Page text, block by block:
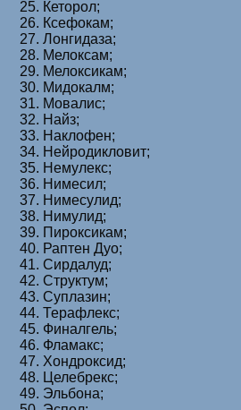
Кеторол;
Ксефокам;
Лонгидаза;
Мелоксам;
Мелоксикам;
Мидокалм;
Мовалис;
Найз;
Наклофен;
Нейродикловит;
Немулекс;
Нимесил;
Нимесулид;
Нимулид;
Пироксикам;
Раптен Дуо;
Сирдалуд;
Структум;
Суплазин;
Терафлекс;
Финалгель;
Фламакс;
Хондроксид;
Целебрекс;
Эльбона;